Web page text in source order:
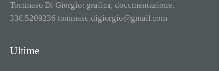
Tommaso Di Giorgio: grafica, documentazione.
338.5209236 tommaso.digiorgio@gmail.com
Ultime